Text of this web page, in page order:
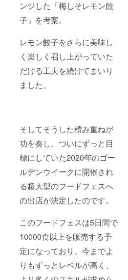
ンジした「梅しそレモン餃
子」を考案。
レモン餃子をさらに美味し
く楽しく召し上がっていた
だける工夫を続けてまいり
ました。
そしてそうした積み重ねが
功を奏し、ついにずっと目
標にしていた2020年のゴー
ルデンウイークに開催され
る超大型のフードフェスへ
の出店が決定したのです。
このフードフェスは5日間で
10000食以上を販売する予
定になっており、今までよ
りもずっとレベルが高く、